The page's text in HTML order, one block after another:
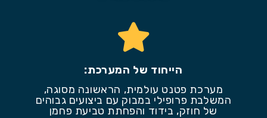
הייחוד של המערכת:
מערכת פטנט עולמית, הראשונה מסוגה,
המשלבת פרופילי במבוק עם ביצועים גבוהים
של חוזק, בידוד והפחתת טביעת פחמן